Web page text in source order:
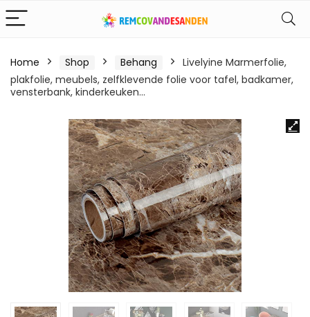
Home Shop Behang
Livelyine Marmerfolie,
plakfolie, meubels, zelfklevende folie voor tafel, badkamer,
vensterbank, kinderkeuken…